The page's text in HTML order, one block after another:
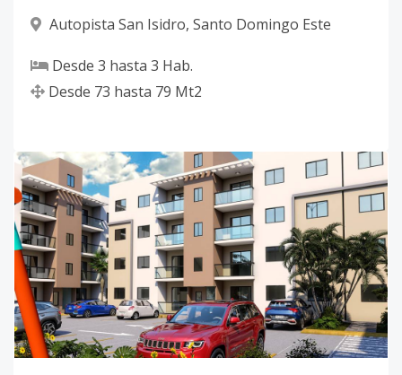
Autopista San Isidro, Santo Domingo Este
Desde 3 hasta 3 Hab.
Desde 73 hasta 79 Mt2